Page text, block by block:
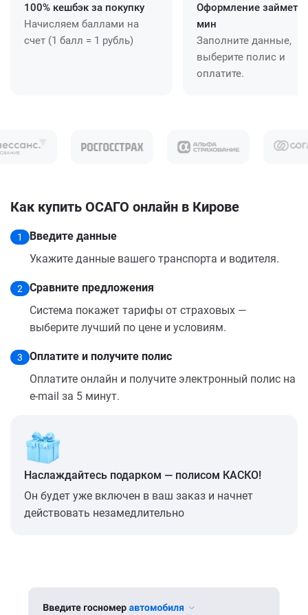
100% кешбэк за покупку
Начисляем баллами на
счет (1 балл = 1 рубль)
Оформление займет
мин
Заполните данные,
выберите полис и
оплатите.
Как купить ОСАГО онлайн в Кирове
1
Введите данные
Укажите данные вашего транспорта и водителя.
2
Сравните предложения
Система покажет тарифы от страховых —
выберите лучший по цене и условиям.
3
Оплатите и получите полис
Оплатите онлайн и получите электронный полис на
e-mail за 5 минут.
Наслаждайтесь подарком — полисом КАСКО!
Он будет уже включен в ваш заказ и начнет
действовать незамедлительно